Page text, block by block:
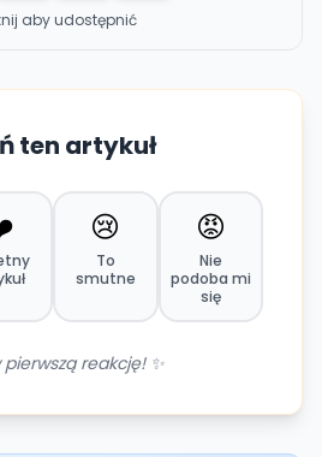
aby udostępnić
ten artykuł
😢
To
smutne
😡
Nie
podoba mi
się
reakcję! ✨